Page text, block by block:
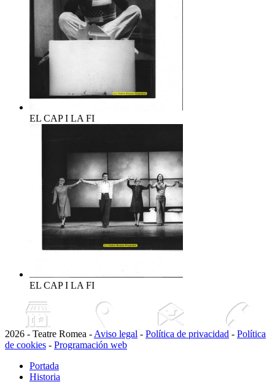
EL CAP I LA FI
EL CAP I LA FI
2026 - Teatre Romea - Aviso legal - Política de privacidad - Política
de cookies - Programación web
Portada
Historia